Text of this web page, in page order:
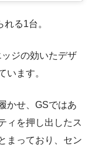
る1台。
ジの効いたデザ
います。
かせ、GSではあ
ィを押し出したス
まっており、セン